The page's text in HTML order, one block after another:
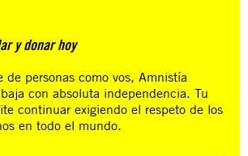
y donar hoy
de personas como vos, Amnistía
con absoluta independencia. Tu
continuar exigiendo el respeto de los
en todo el mundo.